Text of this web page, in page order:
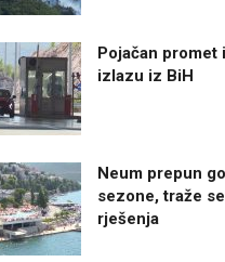
Pojačan promet
izlazu iz BiH
Neum prepun
sezone, traže
rješenja